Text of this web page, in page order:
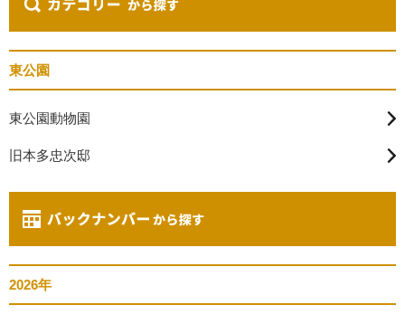
東公園
東公園動物園
旧本多忠次邸
2026年